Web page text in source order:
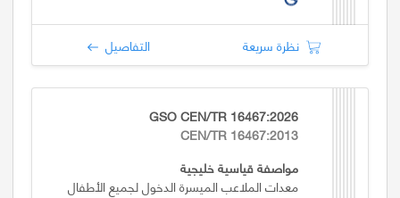
نظرة سريعة التفاصيل
GSO CEN/TR 16467:2026
CEN/TR 16467:2013
مواصفة قياسية خليجية
معدات الملاعب الميسرة الدخول لجميع الأطفال